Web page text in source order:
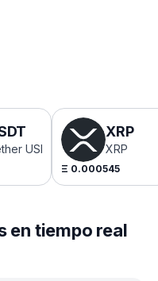
USDt
XRP
XRP
Ξ 0.000545
en tiempo real